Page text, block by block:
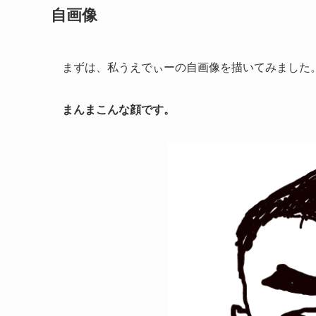
自画像
まずは、私うえでぃーの自画像を描いてみました
まんまこんな顔です。